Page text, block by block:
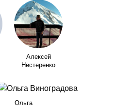
Алексей
Нестеренко
Ольга